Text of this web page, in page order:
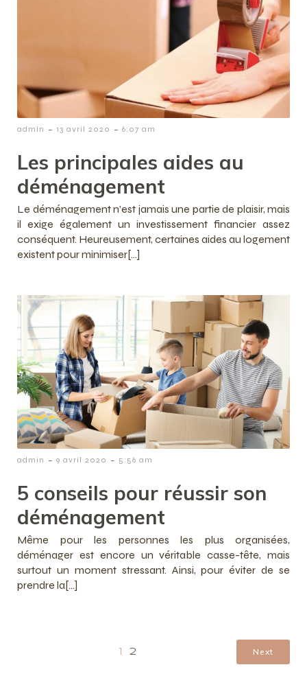
admin - 13 avril 2020 - 6:07 am
Les principales aides au
déménagement
Le déménagement n’est jamais une partie de plaisir, mais
il exige également un investissement financier assez
conséquent. Heureusement, certaines aides au logement
existent pour minimiser[…]
admin - 9 avril 2020 - 5:56 am
5 conseils pour réussir son
déménagement
Même pour les personnes les plus organisées,
déménager est encore un véritable casse-tête, mais
surtout un moment stressant. Ainsi, pour éviter de se
prendre la[…]
1 2 Next